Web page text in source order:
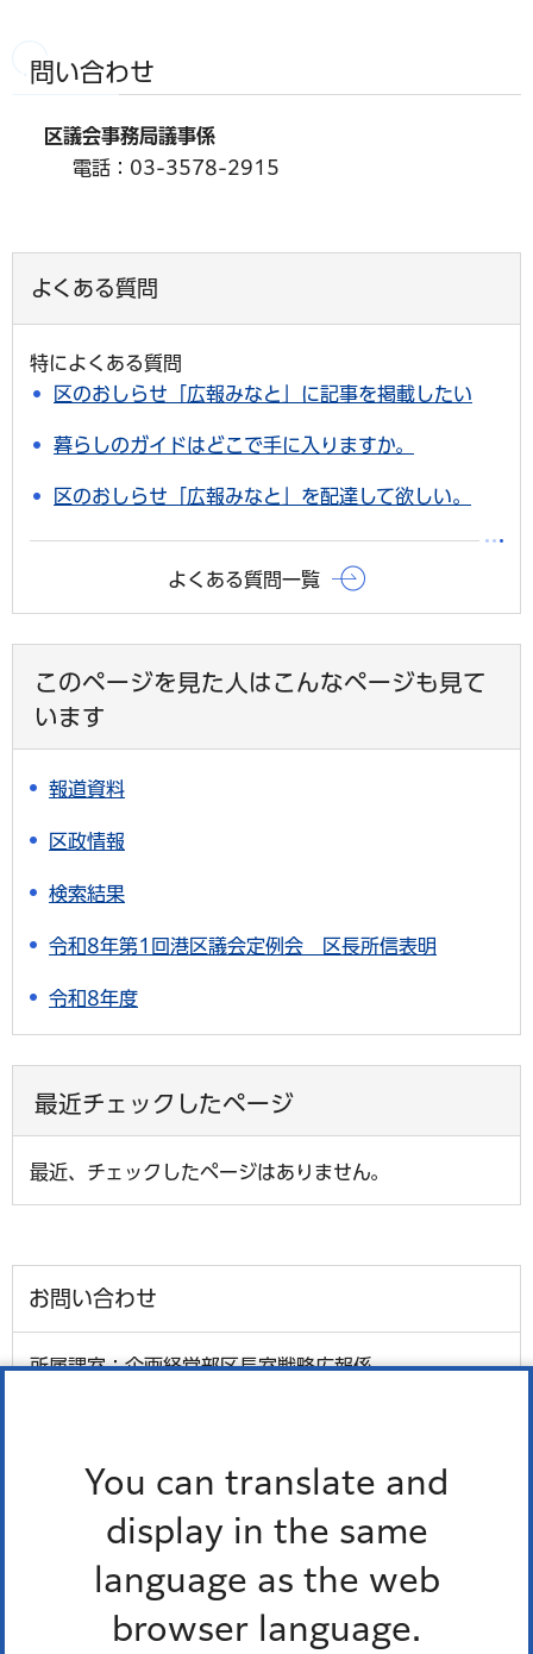
You can translate and
display in the same
language as the web
browser language.
問い合わせ
区議会事務局議事係
電話：03-3578-2915
よくある質問
特によくある質問
区のおしらせ「広報みなと」に記事を掲載したい
暮らしのガイドはどこで手に入りますか。
区のおしらせ「広報みなと」を配達して欲しい。
よくある質問一覧
このページを見た人はこんなページも見て
います
報道資料
区政情報
検索結果
令和8年第1回港区議会定例会 区長所信表明
令和8年度
最近チェックしたページ
最近、チェックしたページはありません。
お問い合わせ
所属課室：企画経営部区長室戦略広報係
外国語対応が必要な人、通訳オペレーター、区の職員の
3人で会話ができます。
多言語対応三者通話サービス